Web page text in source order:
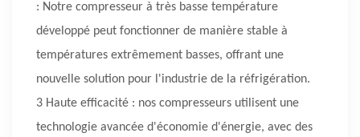
: Notre compresseur à très basse température
développé peut fonctionner de manière stable à
températures extrêmement basses, offrant une
nouvelle solution pour l'industrie de la réfrigération.
3 Haute efficacité : nos compresseurs utilisent une
technologie avancée d'économie d'énergie, avec des